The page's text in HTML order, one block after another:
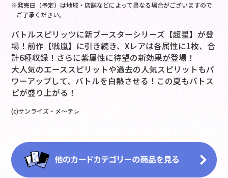
※発売日（予定）は地域・店舗などによって異なる場合がございますので
ご了承ください。
バトルスピリッツに新ブースターシリーズ【超星】が登
場！前作【戦嵐】に引き続き、Xレアは各属性に1枚、合
計6種収録！さらに紫属性に待望の新効果が登場！
大人気のエーススピリットや過去の人気スピリットもパ
ワーアップして、バトルを白熱させる！この夏もバトス
ピが盛り上がる！
(c)サンライズ・メ～テレ